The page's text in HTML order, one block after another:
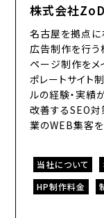
株式会社
名古屋を拠点に
広告制作を行う
ページ制作をメ
ポレートサイト
ルの経験・実績
改善するSEO対
業のWEB集客を
当社について
HP制作料金